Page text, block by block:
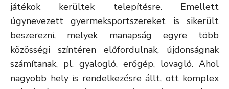
játékok kerültek telepítésre. Emellett
úgynevezett gyermeksportszereket is sikerült
beszerezni, melyek manapság egyre több
közösségi színtéren előfordulnak, újdonságnak
számítanak, pl. gyalogló, erőgép, lovagló. Ahol
nagyobb hely is rendelkezésre állt, ott komplex